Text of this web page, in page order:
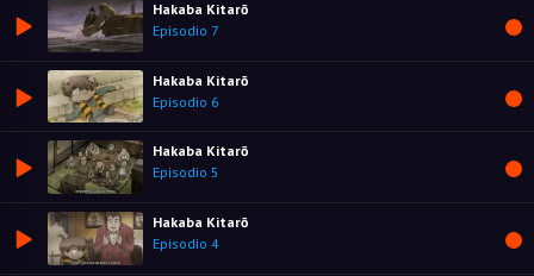
Hakaba Kitarō
Episodio 7
Hakaba Kitarō
Episodio 6
Hakaba Kitarō
Episodio 5
Hakaba Kitarō
Episodio 4